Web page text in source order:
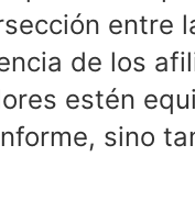
entre
de los
estén
sino